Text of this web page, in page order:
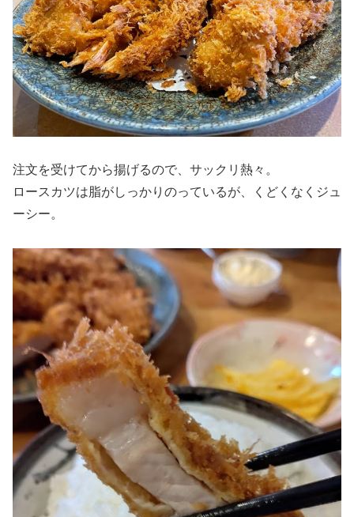
注文を受けてから揚げるので、サックリ熱々。
ロースカツは脂がしっかりのっているが、くどくなくジュ
ーシー。